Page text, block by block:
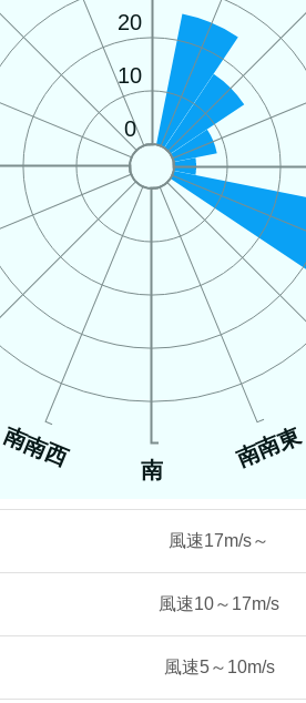
南南東
南
南南西
0
10
20
風速17m/s～
風速10～17m/s
風速5～10m/s